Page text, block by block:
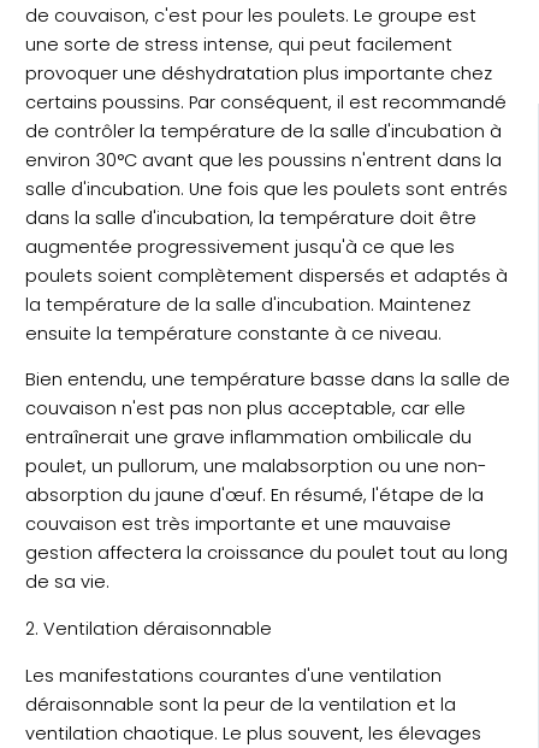
de couvaison, c'est pour les poulets. Le groupe est
une sorte de stress intense, qui peut facilement
provoquer une déshydratation plus importante chez
certains poussins. Par conséquent, il est recommandé
de contrôler la température de la salle d'incubation à
environ 30°C avant que les poussins n'entrent dans la
salle d'incubation. Une fois que les poulets sont entrés
dans la salle d'incubation, la température doit être
augmentée progressivement jusqu'à ce que les
poulets soient complètement dispersés et adaptés à
la température de la salle d'incubation. Maintenez
ensuite la température constante à ce niveau.
Bien entendu, une température basse dans la salle de
couvaison n'est pas non plus acceptable, car elle
entraînerait une grave inflammation ombilicale du
poulet, un pullorum, une malabsorption ou une non-
absorption du jaune d'œuf. En résumé, l'étape de la
couvaison est très importante et une mauvaise
gestion affectera la croissance du poulet tout au long
de sa vie.
2. Ventilation déraisonnable
Les manifestations courantes d'une ventilation
déraisonnable sont la peur de la ventilation et la
ventilation chaotique. Le plus souvent, les élevages